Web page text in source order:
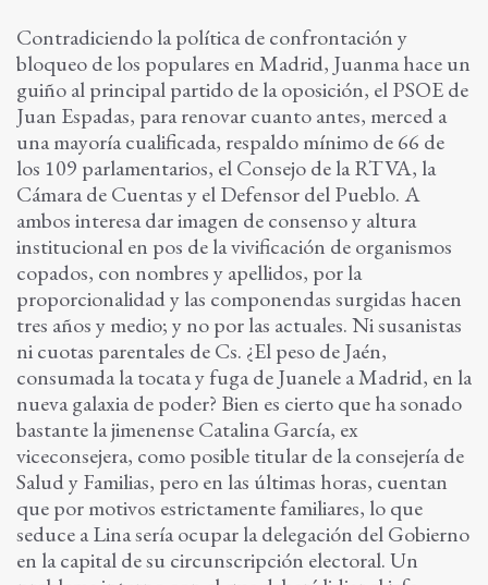
Contradiciendo la política de confrontación y
bloqueo de los populares en Madrid, Juanma hace un
guiño al principal partido de la oposición, el PSOE de
Juan Espadas, para renovar cuanto antes, merced a
una mayoría cualificada, respaldo mínimo de 66 de
los 109 parlamentarios, el Consejo de la RTVA, la
Cámara de Cuentas y el Defensor del Pueblo. A
ambos interesa dar imagen de consenso y altura
institucional en pos de la vivificación de organismos
copados, con nombres y apellidos, por la
proporcionalidad y las componendas surgidas hacen
tres años y medio; y no por las actuales. Ni susanistas
ni cuotas parentales de Cs. ¿El peso de Jaén,
consumada la tocata y fuga de Juanele a Madrid, en la
nueva galaxia de poder? Bien es cierto que ha sonado
bastante la jimenense Catalina García, ex
viceconsejera, como posible titular de la consejería de
Salud y Familias, pero en las últimas horas, cuentan
que por motivos estrictamente familiares, lo que
seduce a Lina sería ocupar la delegación del Gobierno
en la capital de su circunscripción electoral. Un